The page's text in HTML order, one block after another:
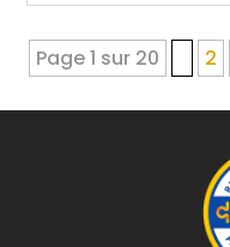
Page 1 sur 20 2